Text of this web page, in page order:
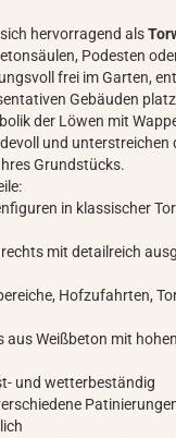
hervorragend als
Podesten
frei im Garten,
Gebäuden
der Löwen mit
und unterstreichen
Grundstücks.
in klassischer
mit detailreich
Hofzufahrten,
aus Weißbeton mit
und wetterbeständig